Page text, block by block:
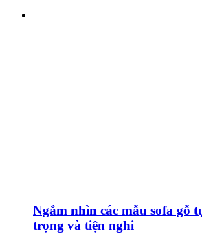
Ngắm nhìn các mẫu sofa gỗ
trọng và tiện nghi